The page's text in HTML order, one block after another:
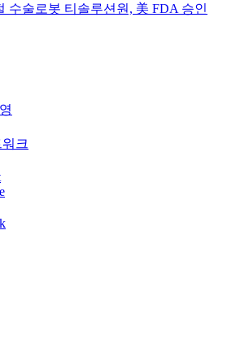
수술로봇 티솔루션원, 美 FDA 승인
크